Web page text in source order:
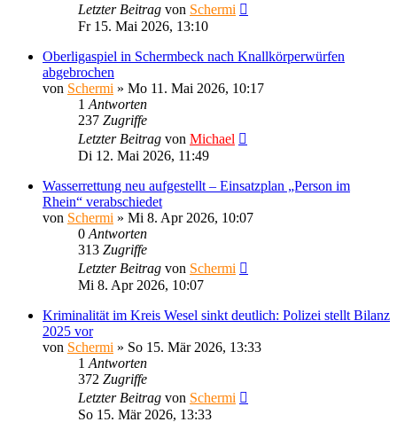
Letzter Beitrag von Schermi
Fr 15. Mai 2026, 13:10
Oberligaspiel in Schermbeck nach Knallkörperwürfen
abgebrochen
von Schermi » Mo 11. Mai 2026, 10:17
1 Antworten
237 Zugriffe
Letzter Beitrag von Michael
Di 12. Mai 2026, 11:49
Wasserrettung neu aufgestellt – Einsatzplan „Person im
Rhein“ verabschiedet
von Schermi » Mi 8. Apr 2026, 10:07
0 Antworten
313 Zugriffe
Letzter Beitrag von Schermi
Mi 8. Apr 2026, 10:07
Kriminalität im Kreis Wesel sinkt deutlich: Polizei stellt Bilanz
2025 vor
von Schermi » So 15. Mär 2026, 13:33
1 Antworten
372 Zugriffe
Letzter Beitrag von Schermi
So 15. Mär 2026, 13:33